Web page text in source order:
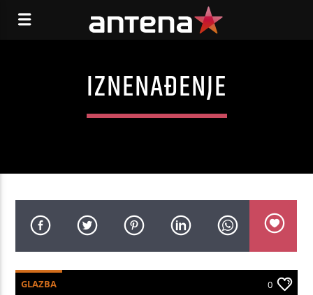
IZNENAĐENJE
GLAZBA 0